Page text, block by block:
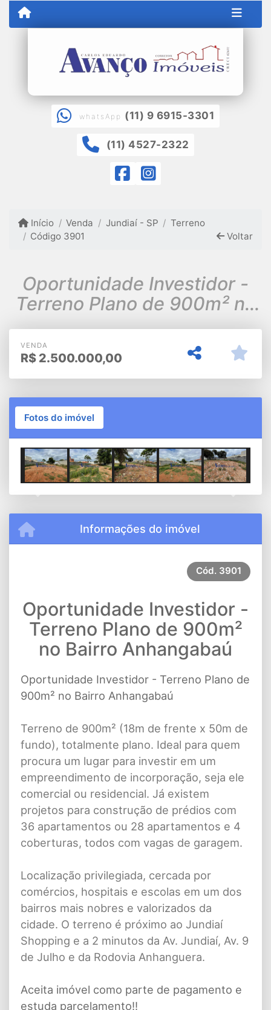
whatsApp (11) 9 6915-3301
(11) 4527-2322
Início Venda Jundiaí - SP
Terreno
Código 3901
Voltar
Oportunidade Investidor -
Terreno Plano de 900m² no
Bairro Anhangabaú
VENDA
R$ 2.500.000,00
Fotos do imóvel
Informações do imóvel
Cód. 3901
Oportunidade Investidor -
Terreno Plano de 900m²
no Bairro Anhangabaú
Oportunidade Investidor - Terreno Plano de
900m² no Bairro Anhangabaú
Terreno de 900m² (18m de frente x 50m de
fundo), totalmente plano. Ideal para quem
procura um lugar para investir em um
empreendimento de incorporação, seja ele
comercial ou residencial. Já existem
projetos para construção de prédios com
36 apartamentos ou 28 apartamentos e 4
coberturas, todos com vagas de garagem.
Localização privilegiada, cercada por
comércios, hospitais e escolas em um dos
bairros mais nobres e valorizados da
cidade. O terreno é próximo ao Jundiaí
Shopping e a 2 minutos da Av. Jundiaí, Av. 9
de Julho e da Rodovia Anhanguera.
Aceita imóvel como parte de pagamento e
estuda parcelamento!!